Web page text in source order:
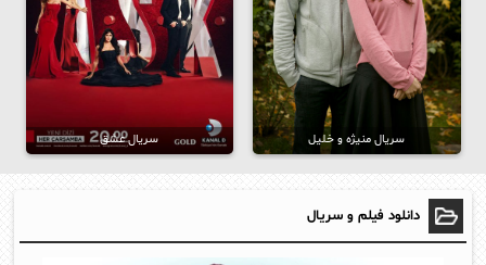
سریال منیژه و خلیل سریال عشق
دانلود فیلم و سریال